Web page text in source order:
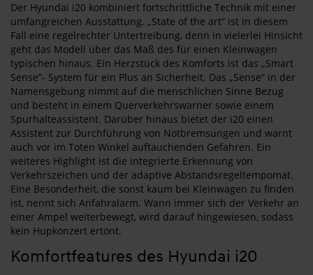
Der Hyundai i20 kombiniert fortschrittliche Technik mit einer
umfangreichen Ausstattung. „State of the art“ ist in diesem
Fall eine regelrechter Untertreibung, denn in vielerlei Hinsicht
geht das Modell über das Maß des für einen Kleinwagen
typischen hinaus. Ein Herzstück des Komforts ist das „Smart
Sense“- System für ein Plus an Sicherheit. Das „Sense“ in der
Namensgebung nimmt auf die menschlichen Sinne Bezug
und besteht in einem Querverkehrswarner sowie einem
Spurhalteassistent. Darüber hinaus bietet der i20 einen
Assistent zur Durchführung von Notbremsungen und warnt
auch vor im Toten Winkel auftauchenden Gefahren. Ein
weiteres Highlight ist die integrierte Erkennung von
Verkehrszeichen und der adaptive Abstandsregeltempomat.
Eine Besonderheit, die sonst kaum bei Kleinwagen zu finden
ist, nennt sich Anfahralarm. Wann immer sich der Verkehr an
einer Ampel weiterbewegt, wird darauf hingewiesen, sodass
kein Hupkonzert ertönt.
Komfortfeatures des Hyundai i20